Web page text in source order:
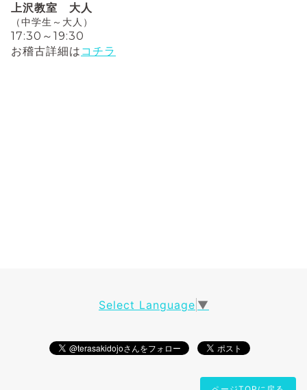
上沢教室 大人
（中学生～大人）
17:30～19:30
お稽古詳細は コチラ
Select Language ▼